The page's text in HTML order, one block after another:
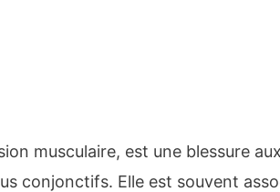
musculaire, est une blessure aux
conjonctifs. Elle est souvent